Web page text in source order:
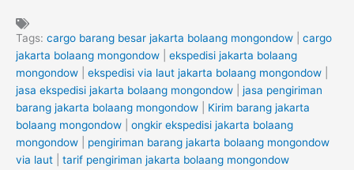
Tags: cargo barang besar jakarta bolaang mongondow
cargo
jakarta bolaang mongondow
ekspedisi jakarta bolaang
mongondow
ekspedisi via laut jakarta bolaang mongondow
jasa ekspedisi jakarta bolaang mongondow
jasa pengiriman
barang jakarta bolaang mongondow
Kirim barang jakarta
bolaang mongondow
ongkir ekspedisi jakarta bolaang
mongondow
pengiriman barang jakarta bolaang mongondow
via laut
tarif pengiriman jakarta bolaang mongondow